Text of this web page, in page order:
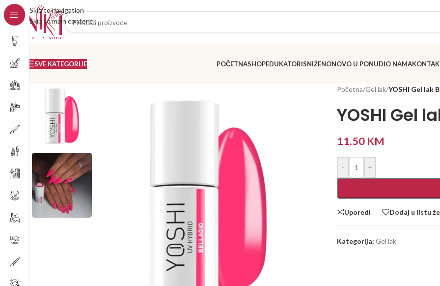
Skip to navigation
Skip to main content
SVE KATEGORIJE POČETNASHOPEDUKATORISNIŽENONOVO U PONUDIO NAMA
Početna/Gel lak/YOSHI Gel lak
YOSHI Gel
11,50 KM
- +
Uporedi Dodaj u listu
Kategorija: Gel lak